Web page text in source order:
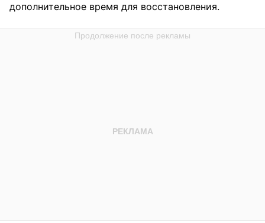
дополнительное время для восстановления.